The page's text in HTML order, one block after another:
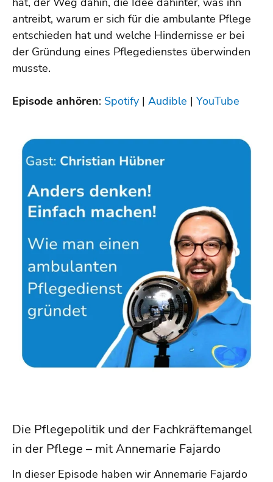
antreibt, warum er sich für die ambulante Pflege
entschieden hat und welche Hindernisse er bei
der Gründung eines Pflegedienstes überwinden
musste.
Episode anhören: Spotify | Audible | YouTube
Die Pflegepolitik und der Fachkräftemangel
in der Pflege – mit Annemarie Fajardo
In dieser Episode haben wir Annemarie Fajardo